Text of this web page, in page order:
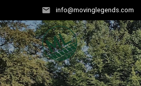
springen
info@movinglegends.com